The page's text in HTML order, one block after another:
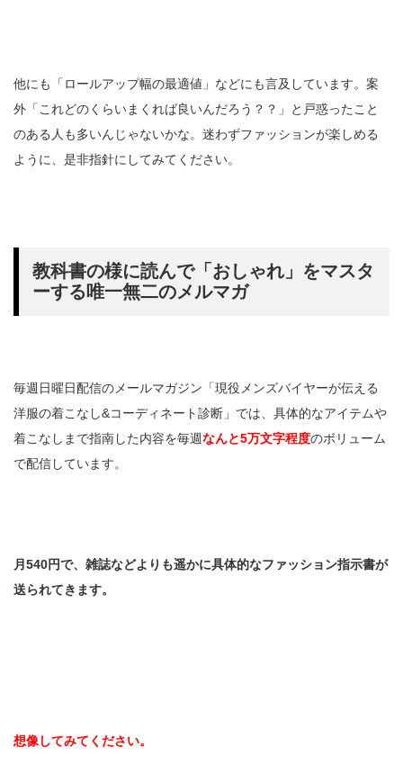
他にも「ロールアップ幅の最適値」などにも言及しています。案
外「これどのくらいまくれば良いんだろう？？」と戸惑ったこと
のある人も多いんじゃないかな。迷わずファッションが楽しめる
ように、是非指針にしてみてください。
教科書の様に読んで「おしゃれ」をマスタ
ーする唯一無二のメルマガ
毎週日曜日配信のメールマガジン「現役メンズバイヤーが伝える
洋服の着こなし&コーディネート診断」では、具体的なアイテムや
着こなしまで指南した内容を毎週なんと5万文字程度のボリューム
で配信しています。
月540円で、雑誌などよりも遥かに具体的なファッション指示書が
送られてきます。
想像してみてください。